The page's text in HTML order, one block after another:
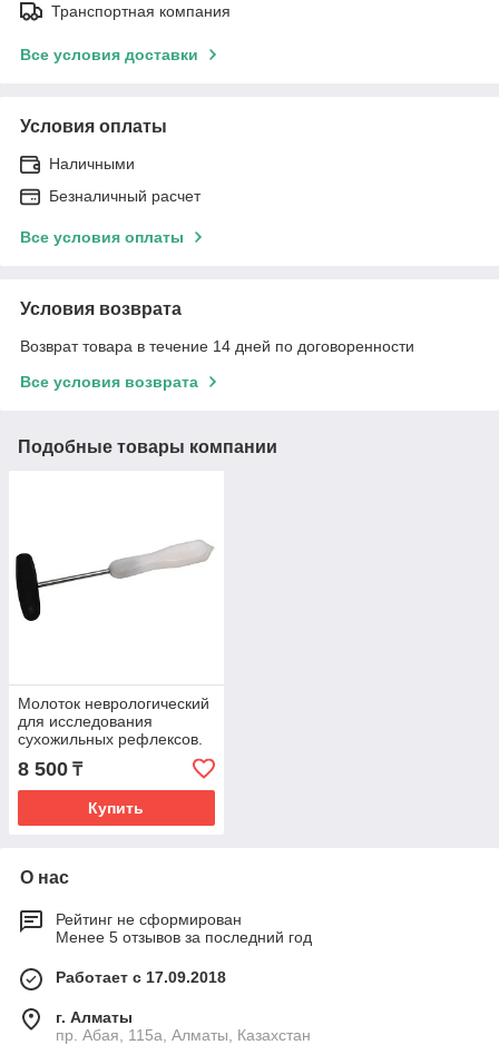
Транспортная компания
Все условия доставки
Условия оплаты
Наличными
Безналичный расчет
Все условия оплаты
Условия возврата
Возврат товара в течение 14 дней по договоренности
Все условия возврата
Подобные товары компании
Молоток неврологический
для исследования
сухожильных рефлексов.
8 500 ₸
Купить
О нас
Рейтинг не сформирован
Менее 5 отзывов за последний год
Работает с 17.09.2018
г. Алматы
пр. Абая, 115а, Алматы, Казахстан